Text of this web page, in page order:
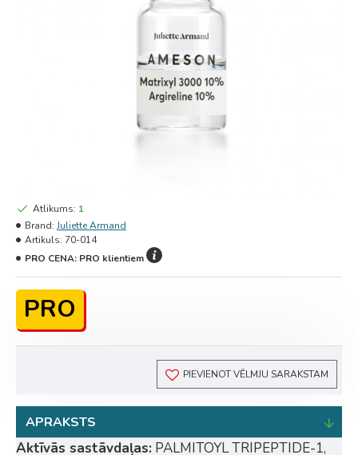
PRO
Atlikums: 1
Brand: Juliette Armand
Artikuls: 70-014
PRO CENA: PRO klientiem
PIEVIENOT VĒLMJU SARAKSTAM
APRAKSTS
Aktīvās sastāvdaļas: PALMITOYL TRIPEPTIDE-1,